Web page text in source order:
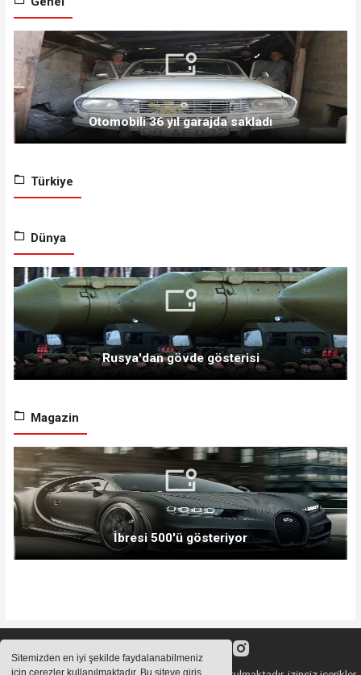
Sitemizden en iyi şekilde faydalanabilmeniz
Otomobili 36 yıl garajda sakladı
Türkiye
Dünya
Rusya'dan gövde gösterisi
Magazin
İbresi 500'ü gösteriyor